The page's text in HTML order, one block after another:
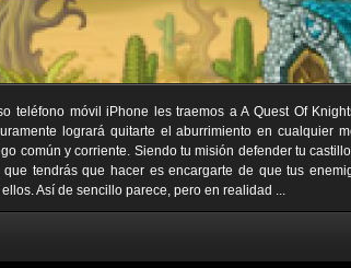
teléfono móvil iPhone les traemos a A Quest Of
logrará quitarte el aburrimiento en cualquier
común y corriente. Siendo tu misión defender tu
tendrás que hacer es encargarte de que tus
Así de sencillo parece, pero en realidad ...